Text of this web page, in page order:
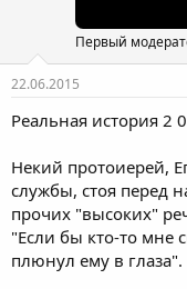
Первый
22.06.2015
Реальная история 2
Некий протоиерей,
службы, стоя перед
прочих "высоких"
"Если бы кто-то мне
плюнул ему в глаза".